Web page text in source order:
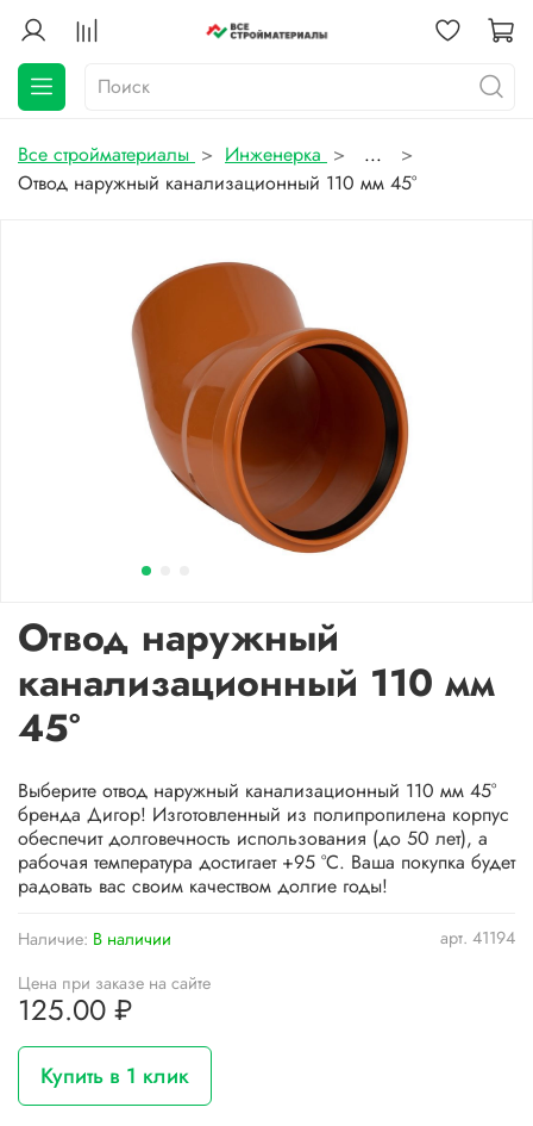
Все стройматериалы Инженерка
...
Отвод наружный канализационный 110 мм 45°
арт. 41194
Наличие: В наличии
Отвод наружный
канализационный 110 мм
45°
Цена при заказе на сайте
125.00 ₽
Купить в 1 клик
Выберите отвод наружный канализационный 110 мм 45°
бренда Дигор! Изготовленный из полипропилена корпус
обеспечит долговечность использования (до 50 лет), а
рабочая температура достигает +95 °C. Ваша покупка будет
радовать вас своим качеством долгие годы!